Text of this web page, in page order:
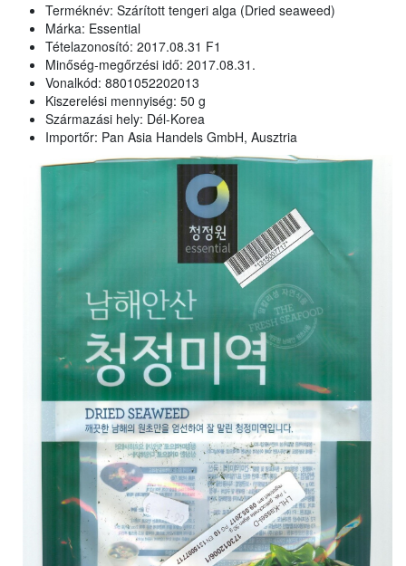
Terméknév: Szárított tengeri alga (Dried seaweed)
Márka: Essential
Tételazonosító: 2017.08.31 F1
Minőség-megőrzési idő: 2017.08.31.
Vonalkód: 8801052202013
Kiszerelési mennyiség: 50 g
Származási hely: Dél-Korea
Importőr: Pan Asia Handels GmbH, Ausztria